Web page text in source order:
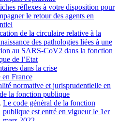
réflexes à votre disposition pour
le retour des agents en
de la circulaire relative à la
des pathologies liées à une
au SARS-CoV2 dans la fonction
de l’Etat
dans la crise
France
normative et jurisprudentielle en
la fonction publique
Le code général de la fonction
publique est entré en vigueur le 1er